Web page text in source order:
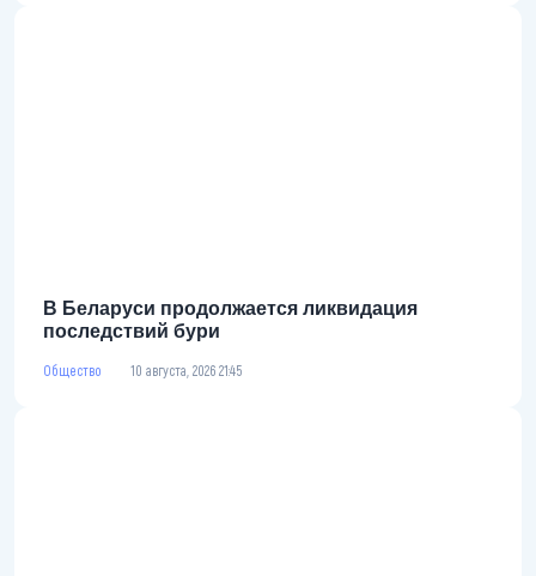
В Беларуси продолжается ликвидация
последствий бури
Общество 10 августа, 2026 21:45